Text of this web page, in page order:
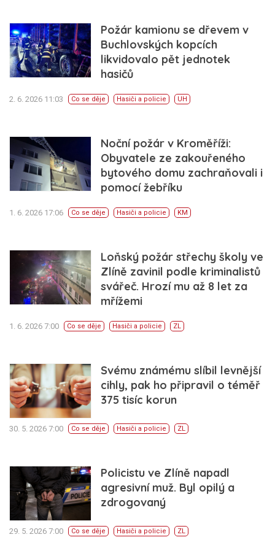
Požár kamionu se dřevem v
Buchlovských kopcích
likvidovalo pět jednotek
hasičů
2. 6. 2026 11:03 Co se děje Hasiči a policie UH
Noční požár v Kroměříži:
Obyvatele ze zakouřeného
bytového domu zachraňovali i
pomocí žebříku
1. 6. 2026 17:06 Co se děje Hasiči a policie KM
Loňský požár střechy školy ve
Zlíně zavinil podle kriminalistů
svářeč. Hrozí mu až 8 let za
mřížemi
1. 6. 2026 7:00 Co se děje Hasiči a policie ZL
Svému známému slíbil levnější
cihly, pak ho připravil o téměř
375 tisíc korun
30. 5. 2026 7:00 Co se děje Hasiči a policie ZL
Policistu ve Zlíně napadl
agresivní muž. Byl opilý a
zdrogovaný
29. 5. 2026 7:00 Co se děje Hasiči a policie ZL